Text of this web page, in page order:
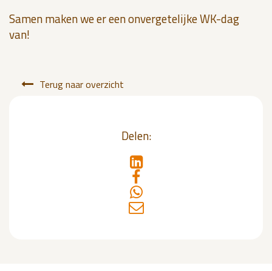
Samen maken we er een onvergetelijke WK-dag
van!
Terug naar overzicht
Delen: